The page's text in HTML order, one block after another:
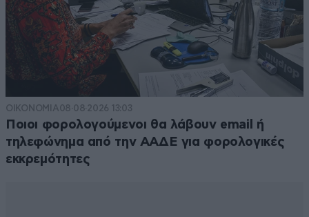
ΟΙΚΟΝΟΜΙΑ08·08·2026 13:03
Ποιοι φορολογούμενοι θα λάβουν email ή
τηλεφώνημα από την ΑΑΔΕ για φορολογικές
εκκρεμότητες